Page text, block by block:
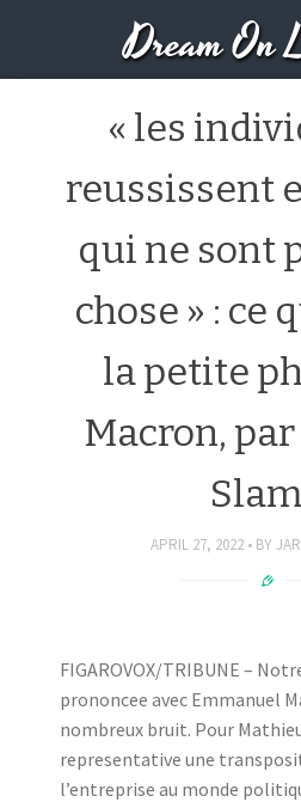
Dream
« les
reussissent
qui ne sont
chose » : ce
la petite
Macron,
APRIL 27, 2022 BY
FIGAROVOX/TRIBUNE –
prononcee avec Emmanuel
nombreux bruit. Pour
representative une
l’entreprise au monde